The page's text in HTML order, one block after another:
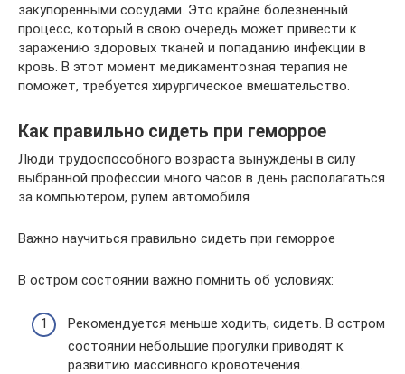
закупоренными сосудами. Это крайне болезненный
процесс, который в свою очередь может привести к
заражению здоровых тканей и попаданию инфекции в
кровь. В этот момент медикаментозная терапия не
поможет, требуется хирургическое вмешательство.
Как правильно сидеть при геморрое
Люди трудоспособного возраста вынуждены в силу
выбранной профессии много часов в день располагаться
за компьютером, рулём автомобиля
Важно научиться правильно сидеть при геморрое
В остром состоянии важно помнить об условиях:
Рекомендуется меньше ходить, сидеть. В остром
состоянии небольшие прогулки приводят к
развитию массивного кровотечения.